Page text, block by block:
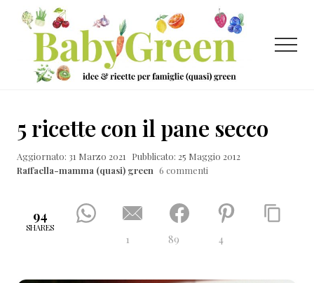
Menu
Passa
contenuto
principale
Passa
laterale
primaria
Passa
ricette
per
green
Menu
5 ricette con il pane secco
Aggiornato: 31 Marzo 2021
Pubblicato: 25 Maggio 2012
Raffaella-mamma (quasi) green 6 commenti
94
SHARES
1 89 4